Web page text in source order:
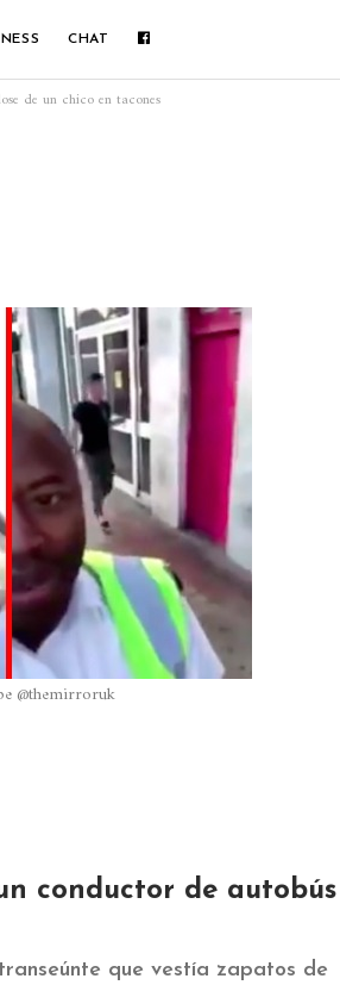
CHAT
de un chico en tacones
@themirroruk
conductor de autobús
que vestía zapatos de